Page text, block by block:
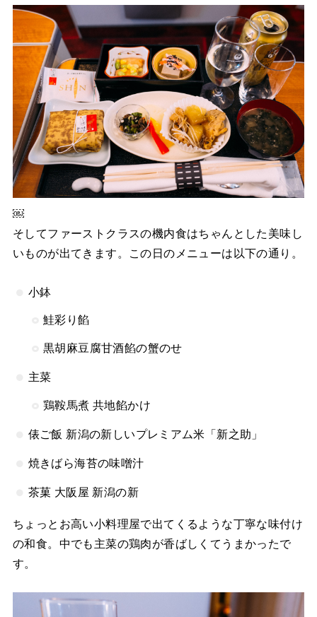
￼
そしてファーストクラスの機内食はちゃんとした美味し
いものが出てきます。この日のメニューは以下の通り。
小鉢
鮭彩り餡
黒胡麻豆腐甘酒餡の蟹のせ
主菜
鶏鞍馬煮 共地餡かけ
俵ご飯 新潟の新しいプレミアム米「新之助」
焼きばら海苔の味噌汁
茶菓 大阪屋 新潟の新
ちょっとお高い小料理屋で出てくるような丁寧な味付け
の和食。中でも主菜の鶏肉が香ばしくてうまかったで
す。